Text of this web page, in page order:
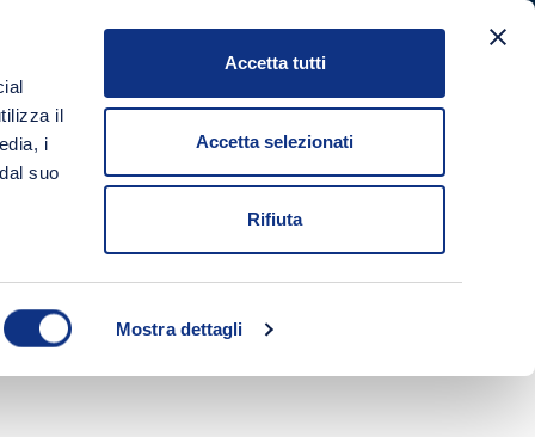
il
i
suo
Mostra dettagli
Accetta tutti
Accetta selezionati
Rifiuta
Login/Registrati Carrello